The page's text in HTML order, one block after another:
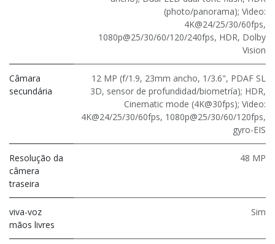
(photo/panorama); Video:
4K@24/25/30/60fps,
1080p@25/30/60/120/240fps, HDR, Dolby
Vision
Câmara
secundária
12 MP (f/1.9, 23mm ancho, 1/3.6", PDAF SL
3D, sensor de profundidad/biometría); HDR,
Cinematic mode (4K@30fps); Video:
4K@24/25/30/60fps, 1080p@25/30/60/120fps,
gyro-EIS
Resolução da
câmera
traseira
48 MP
viva-voz
mãos livres
Sim